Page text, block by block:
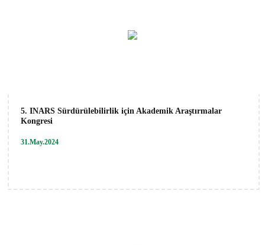
5. INARS Sürdürülebilirlik için Akademik Araştırmalar
Kongresi
31.May.2024